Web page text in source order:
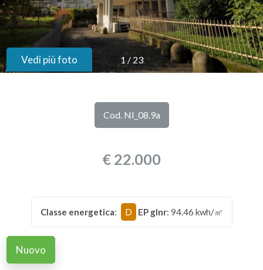
1 / 23
Vedi più foto
Cod. NI_08.9a
€ 22.000
Classe energetica: D EP glnr: 94.46 kwh/㎡
Nuovo
SERVIZI
DICONO
CONTATTI
Scegli
dove
cercare